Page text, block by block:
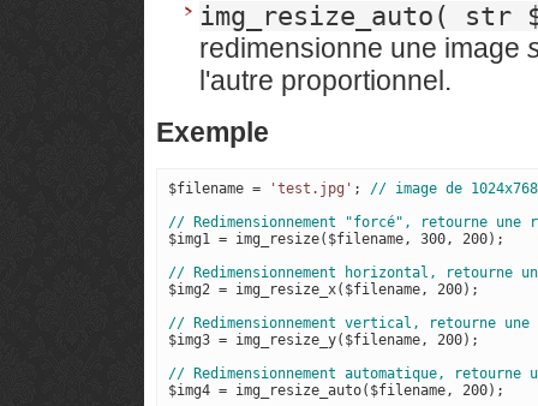
img_resize_auto( str
redimensionne une image
l'autre proportionnel.
Exemple
$filename = 'test.jpg' ;
$img1 = img_resize($filename, 300, 200);
$img2 = img_resize_x($filename, 200);
$img3 = img_resize_y($filename, 200);
$img4 = img_resize_auto($filename, 200);